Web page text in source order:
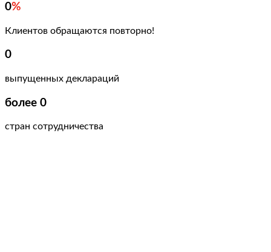
0%
Клиентов обращаются повторно!
0
выпущенных деклараций
более 0
стран сотрудничества